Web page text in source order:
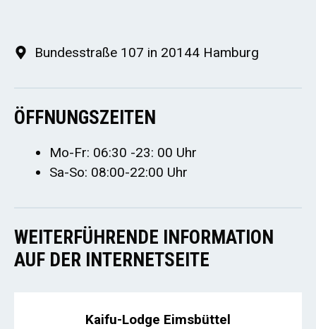
Bundesstraße 107 in 20144 Hamburg
ÖFFNUNGSZEITEN
Mo-Fr: 06:30 -23: 00 Uhr
Sa-So: 08:00-22:00 Uhr
WEITERFÜHRENDE INFORMATION
AUF DER INTERNETSEITE
Kaifu-Lodge Eimsbüttel